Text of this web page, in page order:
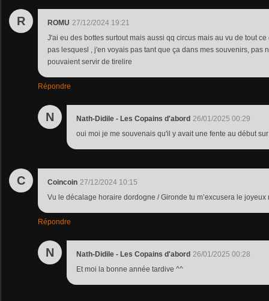
R ROMU 27/12/2024 19:21
J'ai eu des bottes surtout mais aussi qq circus mais au vu de tout
pas lesquesl , j'en voyais pas tant que ça dans mes souvenirs, pas
pouvaient servir de tirelire
Répondre
N Nath-Didile - Les Copains d'abord 26/01/2025 00:29
oui moi je me souvenais qu'il y avait une fente au début
C Coincoin 27/12/2024 10:15
Vu le décalage horaire dordogne / Gironde tu m’excusera le joyeux
Répondre
N Nath-Didile - Les Copains d'abord 26/01/2025 00:28
Et moi la bonne année tardive ^^